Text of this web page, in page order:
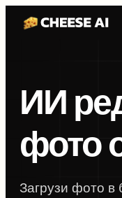
ИИ
фото
Загрузи фото в